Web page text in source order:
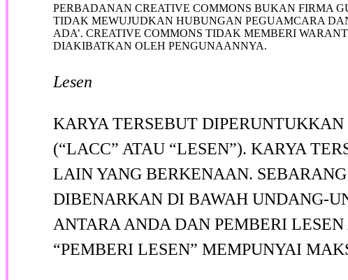
PERBADANAN CREATIVE COMMONS BUKAN FIRMA
TIDAK MEWUJUDKAN HUBUNGAN PEGUAMCARA
ADA’. CREATIVE COMMONS TIDAK MEMBERI
DIAKIBATKAN OLEH PENGUNAANNYA.
Lesen
KARYA TERSEBUT
(“LACC” ATAU “LESEN”). KARYA
LAIN YANG BERKENAAN.
DIBENARKAN DI BAWAH UNDANG-
ANTARA ANDA DAN PEMBERI
“PEMBERI LESEN” MEMPUNYAI